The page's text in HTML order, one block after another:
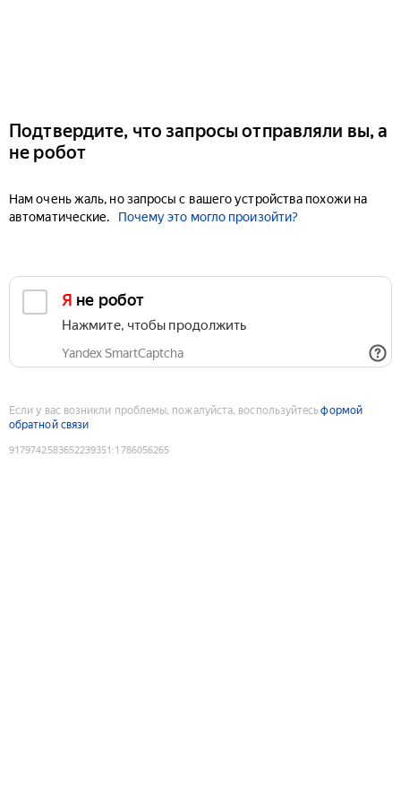
Подтвердите, что запросы отправляли вы, а
не робот
Нам очень жаль, но запросы с вашего устройства похожи на
автоматические.
Почему это могло произойти?
Я не робот
Нажмите, чтобы продолжить
Yandex SmartCaptcha
Если у вас возникли проблемы, пожалуйста, воспользуйтесьформой
обратной связи
9179742583652239351 :1786056265